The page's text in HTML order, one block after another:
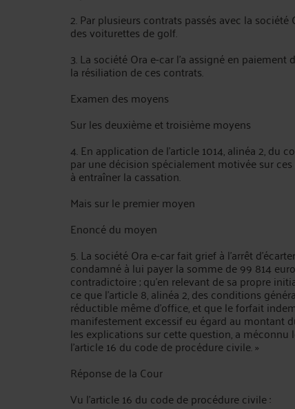
2. Par plusieurs contrats passés avec la
des voiturettes de golf.
3. La société Ora e-car l'a assigné en
la résiliation de ces contrats.
Examen des moyens
Sur les deuxième et troisième moyens
4. En application de l'article 1014, alinéa 2, du
par une décision spécialement motivée sur
à entraîner la cassation.
Mais sur le premier moyen
Enoncé du moyen
5. La société Ora e-car fait grief à l'arrêt
condamné à lui payer la somme de 99 814
contradictoire ; qu'en relevant de sa propre
ce que l'article 8, alinéa 2, des conditions
réductible même d'office, et que le forfait
manifestement excessif eu égard au montant
les explications sur cette question, a
l'article 16 du code de procédure civile. »
Réponse de la Cour
Vu l'article 16 du code de procédure civile :